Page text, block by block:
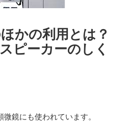
かの利用とは？
ピーカーのしく
鏡にも使われています。